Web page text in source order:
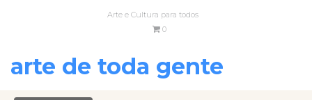
Arte e Cultura para todos
0
arte de toda gente